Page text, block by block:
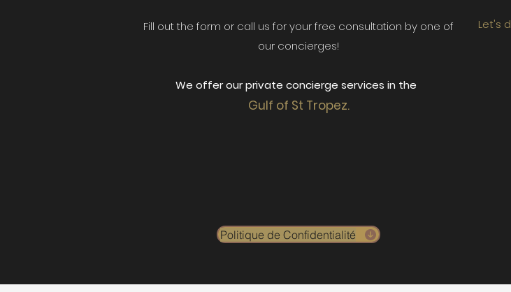
Fill out the form or call us for your free consultation by one of
our concierges!
We offer our private concierge services in the
Gulf of St Tropez.
Politique de Confidentialité
Let's